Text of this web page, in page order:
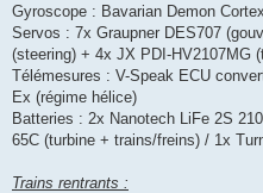
Gyroscope : Bavarian Demon
Servos : 7x Graupner DES707
(steering) + 4x JX PDI-HV2107MG
Télémesures : V-Speak ECU
Ex (régime hélice)
Batteries : 2x Nanotech LiFe 2S
65C (turbine + trains/freins) / 1x
Trains rentrants :